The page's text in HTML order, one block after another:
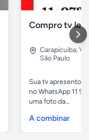
Compro tv
Carapicuiba,
São Paulo
Sua tv apresentou
no WhatsApp 11
uma foto da...
A combinar